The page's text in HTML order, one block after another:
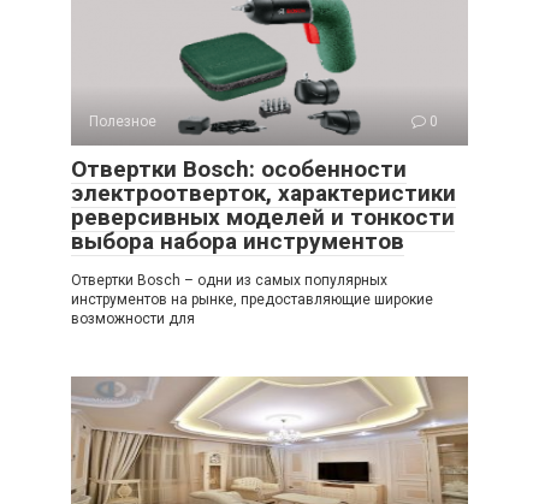
Полезное 0
Отвертки Bosch: особенности
электроотверток, характеристики
реверсивных моделей и тонкости
выбора набора инструментов
Отвертки Bosch – одни из самых популярных
инструментов на рынке, предоставляющие широкие
возможности для